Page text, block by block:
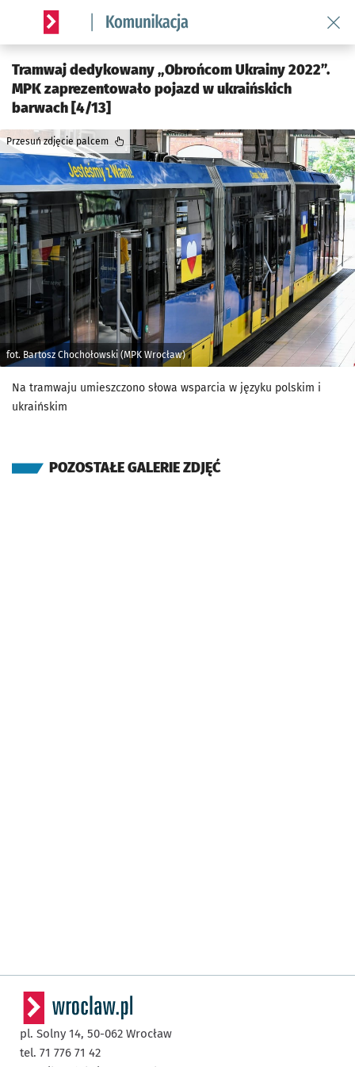
Serwis informacyjny wroclaw.pl podserwis: Komunikacja
Tramwaj dedykowany „Obrońcom Ukrainy 2022”.
MPK zaprezentowało pojazd w ukraińskich
barwach [4/13]
fot. Bartosz Chochołowski (MPK Wrocław)
Przesuń zdjęcie palcem
Na tramwaju umieszczono słowa wsparcia w języku polskim i
ukraińskim
POZOSTAŁE GALERIE ZDJĘĆ
pl. Solny 14, 50-062 Wrocław
tel. 71 776 71 42